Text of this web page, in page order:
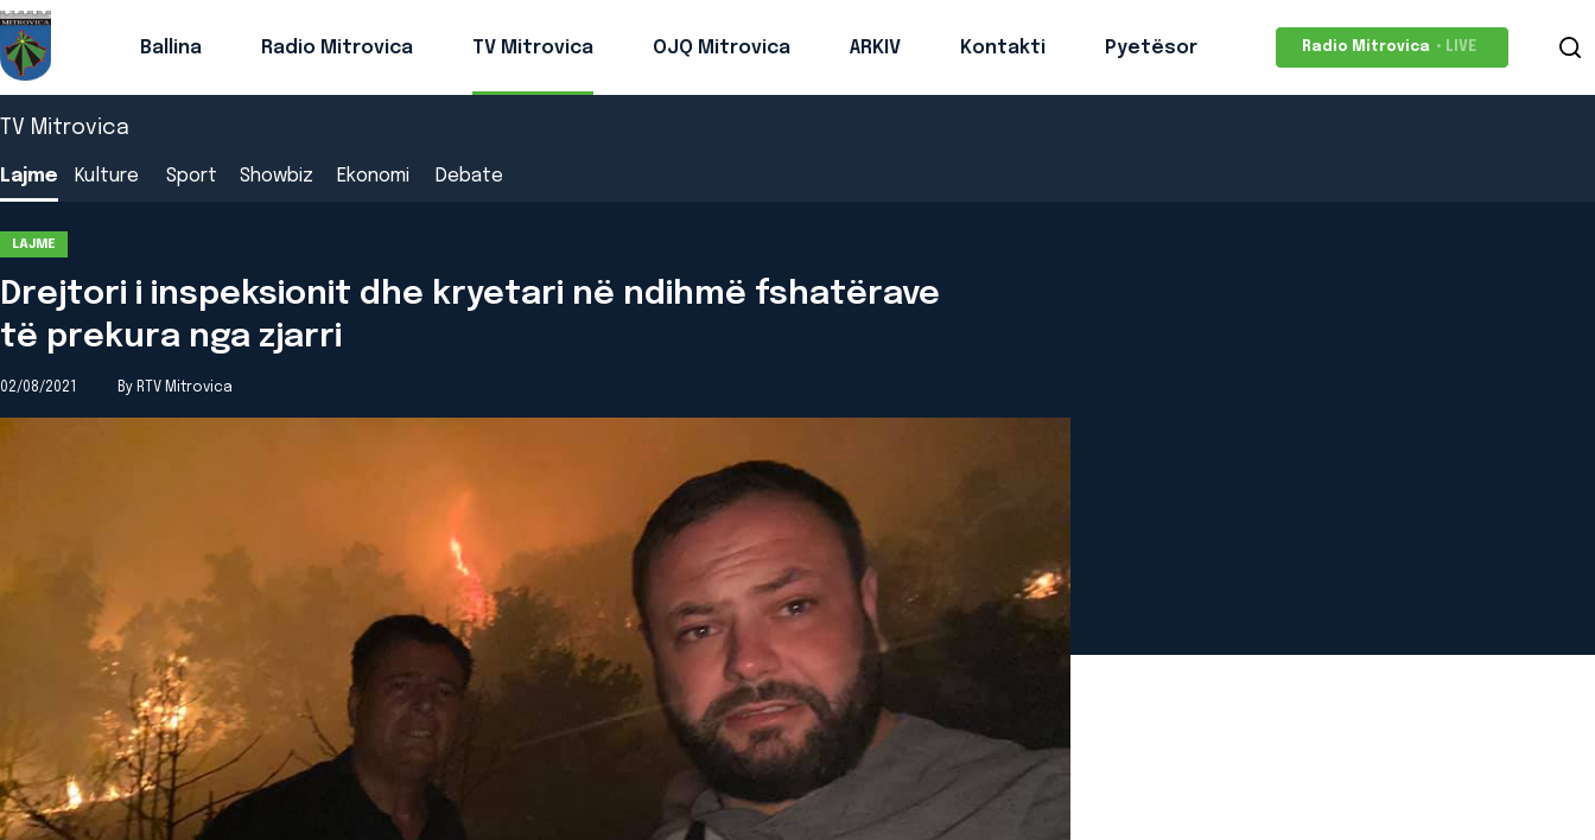
Ballina Radio Mitrovica TV Mitrovica
TV Mitrovica
Lajme Kulture Sport Showbiz Ekonomi Debate
OJQ Mitrovica ARKIV Kontakti Pyetësor Radio Mitrovica • LIVE
LAJME
Drejtori i inspeksionit dhe kryetari në ndihmë fshatërave
të prekura nga zjarri
02/08/2021 By RTV Mitrovica